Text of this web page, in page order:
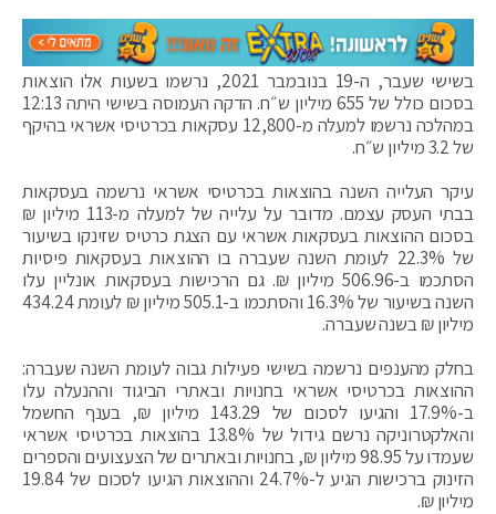
בשישי שעבר, ה-19 בנובמבר 2021, נרשמו בשעות אלו הוצאות
בסכום כולל של 655 מיליון ש״ח. הדקה העמוסה בשישי היתה 12:13
במהלכה נרשמו למעלה מ-12,800 עסקאות בכרטיסי אשראי בהיקף
של 3.2 מיליון ש״ח.
עיקר העלייה השנה בהוצאות בכרטיסי אשראי נרשמה בעסקאות
בבתי העסק עצמם. מדובר על עלייה של למעלה מ-113 מיליון ₪
בסכום ההוצאות בעסקאות אשראי עם הצגת כרטיס שזינקו בשיעור
של 22.3% לעומת השנה שעברה בו ההוצאות בעסקאות פיסיות
הסתכמו ב-506.96 מיליון ₪. גם הרכישות בעסקאות אונליין עלו
השנה בשיעור של 16.3% והסתכמו ב-505.1 מיליון ₪ לעומת 434.24
מיליון ₪ בשנה שעברה.
בחלק מהענפים נרשמה בשישי פעילות גבוה לעומת השנה שעברה:
ההוצאות בכרטיסי אשראי בחנויות ובאתרי הביגוד וההנעלה עלו
ב-17.9% והגיעו לסכום של 143.29 מיליון ₪, בענף החשמל
והאלקטרוניקה נרשם גידול של 13.8% בהוצאות בכרטיסי אשראי
שעמדו על 98.95 מיליון ₪, בחנויות ובאתרים של הצעצועים והספרים
הזינוק ברכישות הגיע ל-24.7% וההוצאות הגיעו לסכום של 19.84
מיליון ₪.